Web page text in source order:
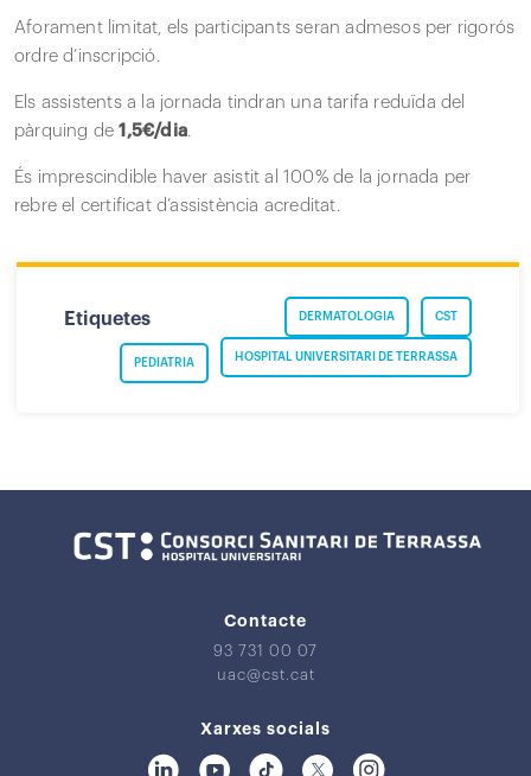
Aforament limitat, els participants seran admesos per rigorós
ordre d’inscripció.
Els assistents a la jornada tindran una tarifa reduïda del
pàrquing de1,5€/dia.
És imprescindible haver asistit al 100% de la jornada per
rebre el certificat d’assistència acreditat.
Etiquetes CST
DERMATOLOGIA
HOSPITAL UNIVERSITARI DE TERRASSA
PEDIATRIA
Contacte
93 731 00 07
uac@cst.cat
Xarxes socials